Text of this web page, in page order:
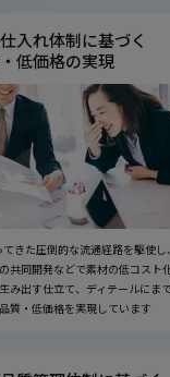
入れ体制に基づく
低価格の実現
きた圧倒的な流通経路を駆使
共同開発などで素材の低コスト
み出す仕立て、ディテールにま
質・低価格を実現しています